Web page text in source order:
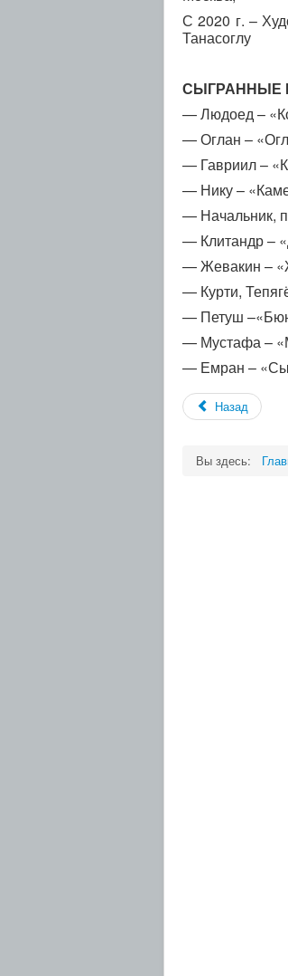
С 2020 г. –
Танасоглу
СЫГРАННЫЕ
— Людоед –
— Оглан –
— Гавриил –
— Нику –
— Начальник,
— Клитандр –
— Жевакин –
— Курти,
— Петуш
— Мустафа –
— Емран –
Назад
Вы здесь: